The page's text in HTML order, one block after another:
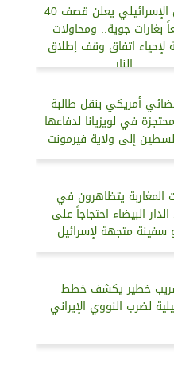
الجيش الإسرائيلي يعلن قصف 40
بغارات جوية.. ومحاولات
لإحياء اتفاق وقف إطلاق
النار
أمريكي بنقل طالبة
في لويزيانا لدفاعها
إلى ولاية فيرمونت
المغاربة يتظاهرون في
الدار البيضاء احتجاجاً على
سفينة متجهة لإسرائيل
خطير يكشف خطط
لضرب النووي الإيراني